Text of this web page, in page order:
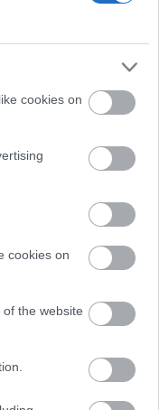
cookies on
cookies on
the website
αυτοψία που
πόλη–πύλη της
καλώντας επενδυτές
το βέλτιστο πλάνο
θέα στην πόλη,
μίσθωσης.